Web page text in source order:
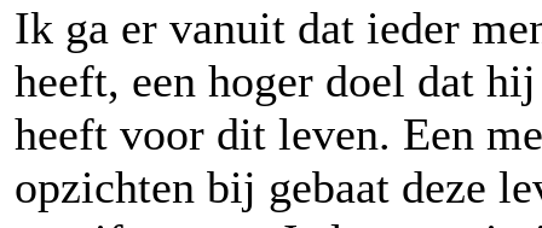
Ik ga er vanuit dat ieder
heeft, een hoger doel dat
heeft voor dit leven. Een
opzichten bij gebaat deze